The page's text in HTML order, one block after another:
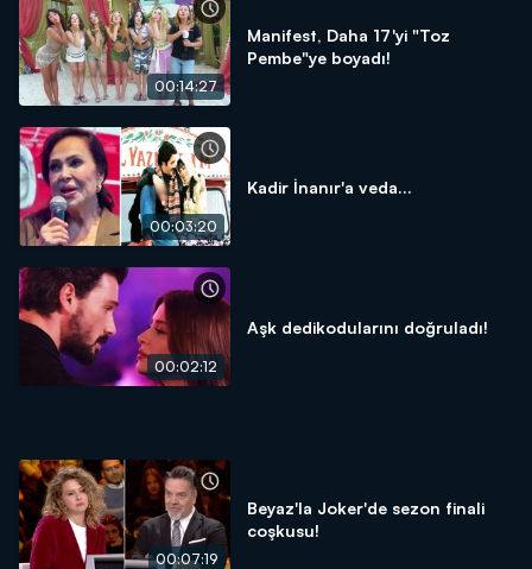
00:14:27
Manifest, Daha 17'yi "Toz
Pembe"ye boyadı!
00:03:20
Kadir İnanır'a veda...
00:02:12
Aşk dedikodularını doğruladı!
00:07:19
Beyaz'la Joker'de sezon finali
coşkusu!